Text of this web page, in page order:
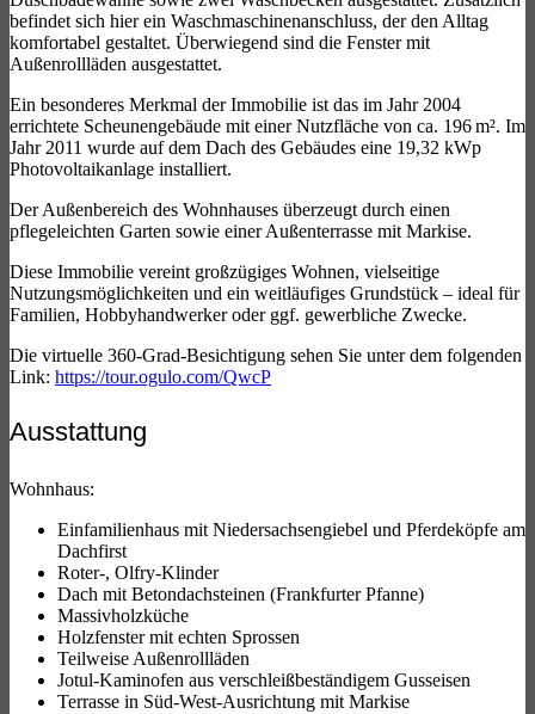
befindet sich hier ein Waschmaschinenanschluss, der den Alltag
komfortabel gestaltet. Überwiegend sind die Fenster mit
Außenrollläden ausgestattet.
Ein besonderes Merkmal der Immobilie ist das im Jahr 2004
errichtete Scheunengebäude mit einer Nutzfläche von ca. 196 m². Im
Jahr 2011 wurde auf dem Dach des Gebäudes eine 19,32 kWp
Photovoltaikanlage installiert.
Der Außenbereich des Wohnhauses überzeugt durch einen
pflegeleichten Garten sowie einer Außenterrasse mit Markise.
Diese Immobilie vereint großzügiges Wohnen, vielseitige
Nutzungsmöglichkeiten und ein weitläufiges Grundstück – ideal für
Familien, Hobbyhandwerker oder ggf. gewerbliche Zwecke.
Die virtuelle 360-Grad-Besichtigung sehen Sie unter dem folgenden
Link: https://tour.ogulo.com/QwcP
Ausstattung
Wohnhaus:
Einfamilienhaus mit Niedersachsengiebel und Pferdeköpfe am
Dachfirst
Roter-, Olfry-Klinder
Dach mit Betondachsteinen (Frankfurter Pfanne)
Massivholzküche
Holzfenster mit echten Sprossen
Teilweise Außenrollläden
Jotul-Kaminofen aus verschleißbeständigem Gusseisen
Terrasse in Süd-West-Ausrichtung mit Markise